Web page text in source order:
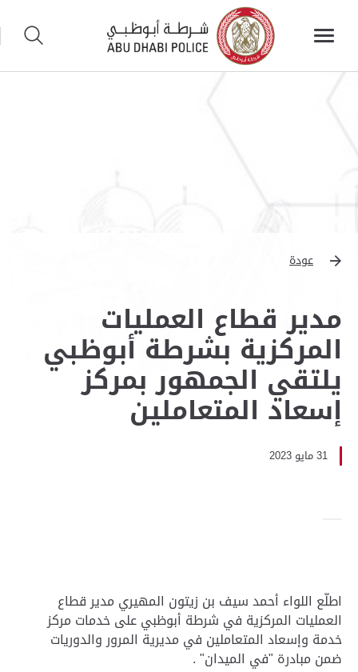
عودة
مدير قطاع العمليات
المركزية بشرطة أبوظبي
يلتقي الجمهور بمركز
إسعاد المتعاملين
31 مايو 2023
اطلّع اللواء أحمد سيف بن زيتون المهيري مدير قطاع
العمليات المركزية في شرطة أبوظبي على خدمات مركز
خدمة وإسعاد المتعاملين في مديرية المرور والدوريات
ضمن مبادرة "في الميدان" .